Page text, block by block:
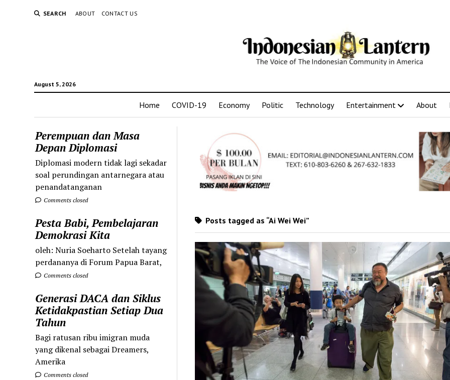
SEARCH ABOUT CONTACT US
August 5, 2026
Home COVID-19 Economy Politic Technology Entertainment About
Perempuan dan Masa
Depan Diplomasi
Diplomasi modern tidak lagi sekadar
soal perundingan antarnegara atau
penandatanganan
Comments closed
Pesta Babi, Pembelajaran
Demokrasi Kita
oleh: Nuria Soeharto Setelah tayang
perdananya di Forum Papua Barat,
Comments closed
Generasi DACA dan Siklus
Ketidakpastian Setiap Dua
Tahun
Bagi ratusan ribu imigran muda
yang dikenal sebagai Dreamers,
Amerika
Comments closed
Posts tagged as “Ai Wei Wei”